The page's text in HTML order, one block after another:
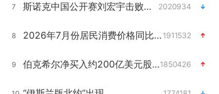
7 斯诺克中国公开赛刘宏宇击败霍金斯 2020934
8 2026年7月份居民消费价格同比上涨0.5% 1911532
9 伯克希尔净买入约200亿美元股票1850426